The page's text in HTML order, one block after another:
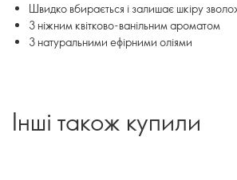
Швидко вбирається і залишає шкіру
З ніжним квітково-ванільним ароматом
З натуральними ефірними оліями
Інші також купили